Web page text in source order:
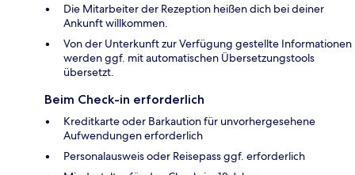
Die Mitarbeiter der Rezeption heißen dich bei deiner
Ankunft willkommen.
Von der Unterkunft zur Verfügung gestellte Informationen
werden ggf. mit automatischen Übersetzungstools
übersetzt.
Beim Check-in erforderlich
Kreditkarte oder Barkaution für unvorhergesehene
Aufwendungen erforderlich
Personalausweis oder Reisepass ggf. erforderlich